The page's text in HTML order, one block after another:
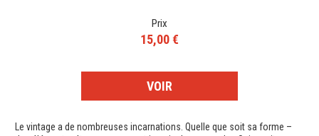
Prix
15,00 €
VOIR
Le vintage a de nombreuses incarnations. Quelle que soit sa forme –